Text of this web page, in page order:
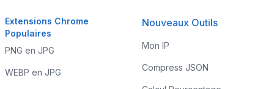
Extensions Chrome
Populaires
PNG en JPG
WEBP en JPG
Nouveaux Outils
Mon IP
Compress JSON